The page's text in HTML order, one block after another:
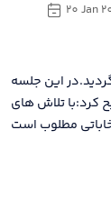
20 Jan
این جلسه
کرد:با تلاش های